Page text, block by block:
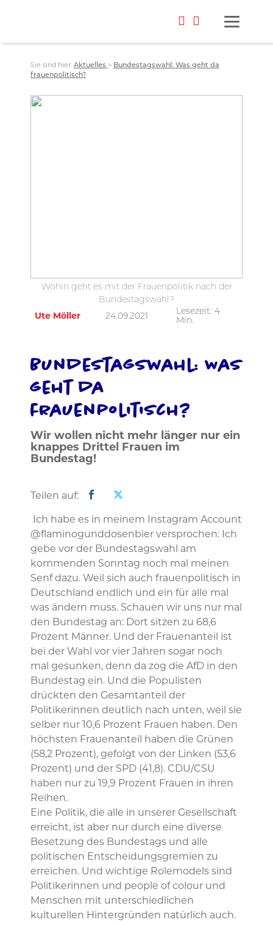
Sie sind hier: Aktuelles > Bundestagswahl: Was geht da
frauenpolitisch?
Wohin geht es mit der Frauenpolitik nach der
Bundestagswahl?
Ute Möller
24.09.2021 Lesezeit: 4
Min.
Bundestagswahl: Was
geht da
frauenpolitisch?
Wir wollen nicht mehr länger nur ein
knappes Drittel Frauen im
Bundestag!
Teilen auf:
Ich habe es in meinem Instagram Account
@flaminogunddosenbier versprochen: Ich
gebe vor der Bundestagswahl am
kommenden Sonntag noch mal meinen
Senf dazu. Weil sich auch frauenpolitisch in
Deutschland endlich und ein für alle mal
was ändern muss. Schauen wir uns nur mal
den Bundestag an: Dort sitzen zu 68,6
Prozent Männer. Und der Frauenanteil ist
bei der Wahl vor vier Jahren sogar noch
mal gesunken, denn da zog die AfD in den
Bundestag ein. Und die Populisten
drückten den Gesamtanteil der
Politikerinnen deutlich nach unten, weil sie
selber nur 10,6 Prozent Frauen haben. Den
höchsten Frauenanteil haben die Grünen
(58,2 Prozent), gefolgt von der Linken (53,6
Prozent) und der SPD (41,8). CDU/CSU
haben nur zu 19,9 Prozent Frauen in ihren
Reihen.
Eine Politik, die alle in unserer Gesellschaft
erreicht, ist aber nur durch eine diverse
Besetzung des Bundestags und alle
politischen Entscheidungsgremien zu
erreichen. Und wichtige Rolemodels sind
Politikerinnen und people of colour und
Menschen mit unterschiedlichen
kulturellen Hintergründen natürlich auch.